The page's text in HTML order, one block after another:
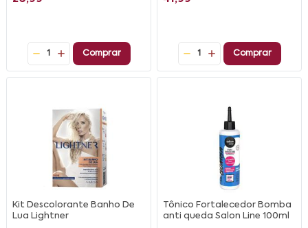
1 Comprar 1 Comprar
Kit Descolorante Banho De
Lua Lightner
Tônico Fortalecedor Bomba
anti queda Salon Line 100ml